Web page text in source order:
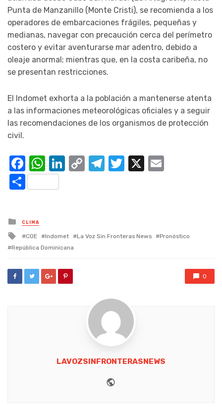
Punta de Manzanillo (Monte Cristi), se recomienda a los
operadores de embarcaciones frágiles, pequeñas y
medianas, navegar con precaución cerca del perímetro
costero y evitar aventurarse mar adentro, debido a
oleaje anormal; mientras que, en la costa caribeña, no
se presentan restricciones.
El Indomet exhorta a la población a mantenerse atenta
a las informaciones meteorológicas oficiales y a seguir
las recomendaciones de los organismos de protección
civil.
Facebook
WhatsApp
LinkedIn
CopyTelegram
Twitter
X
Compartir
Posted
in
CLIMA
Tagged
with
COE Indomet La Voz Sin Fronteras News
Pronóstico
República Dominicana
0
LAVOZSINFRONTERASNEWS